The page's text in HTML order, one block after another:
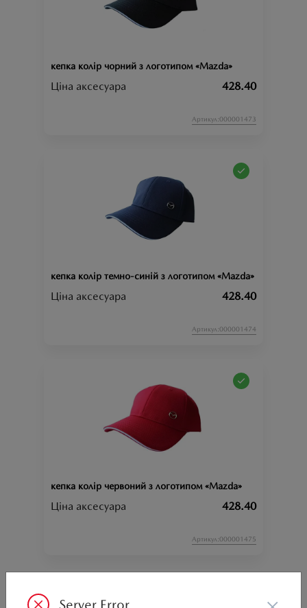
кепка колір чорний з логотипом «Mazda»
Ціна аксесуара 428.40
Артикул:000001473
кепка колір темно-синій з логотипом «Mazda»
Ціна аксесуара 428.40
Артикул:000001474
кепка колір червоний з логотипом «Mazda»
Ціна аксесуара 428.40
Артикул:000001475
Server Error